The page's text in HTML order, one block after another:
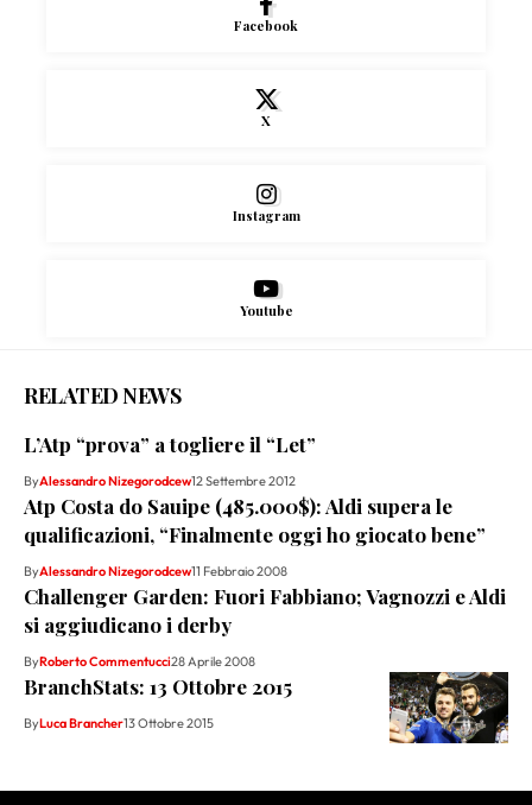
Facebook
X
Instagram
Youtube
RELATED NEWS
L’Atp “prova” a togliere il “Let”
ByAlessandro Nizegorodcew12 Settembre 2012
Atp Costa do Sauipe (485.000$): Aldi supera le
qualificazioni, “Finalmente oggi ho giocato bene”
ByAlessandro Nizegorodcew11 Febbraio 2008
Challenger Garden: Fuori Fabbiano; Vagnozzi e Aldi
si aggiudicano i derby
ByRoberto Commentucci28 Aprile 2008
BranchStats: 13 Ottobre 2015
ByLuca Brancher13 Ottobre 2015